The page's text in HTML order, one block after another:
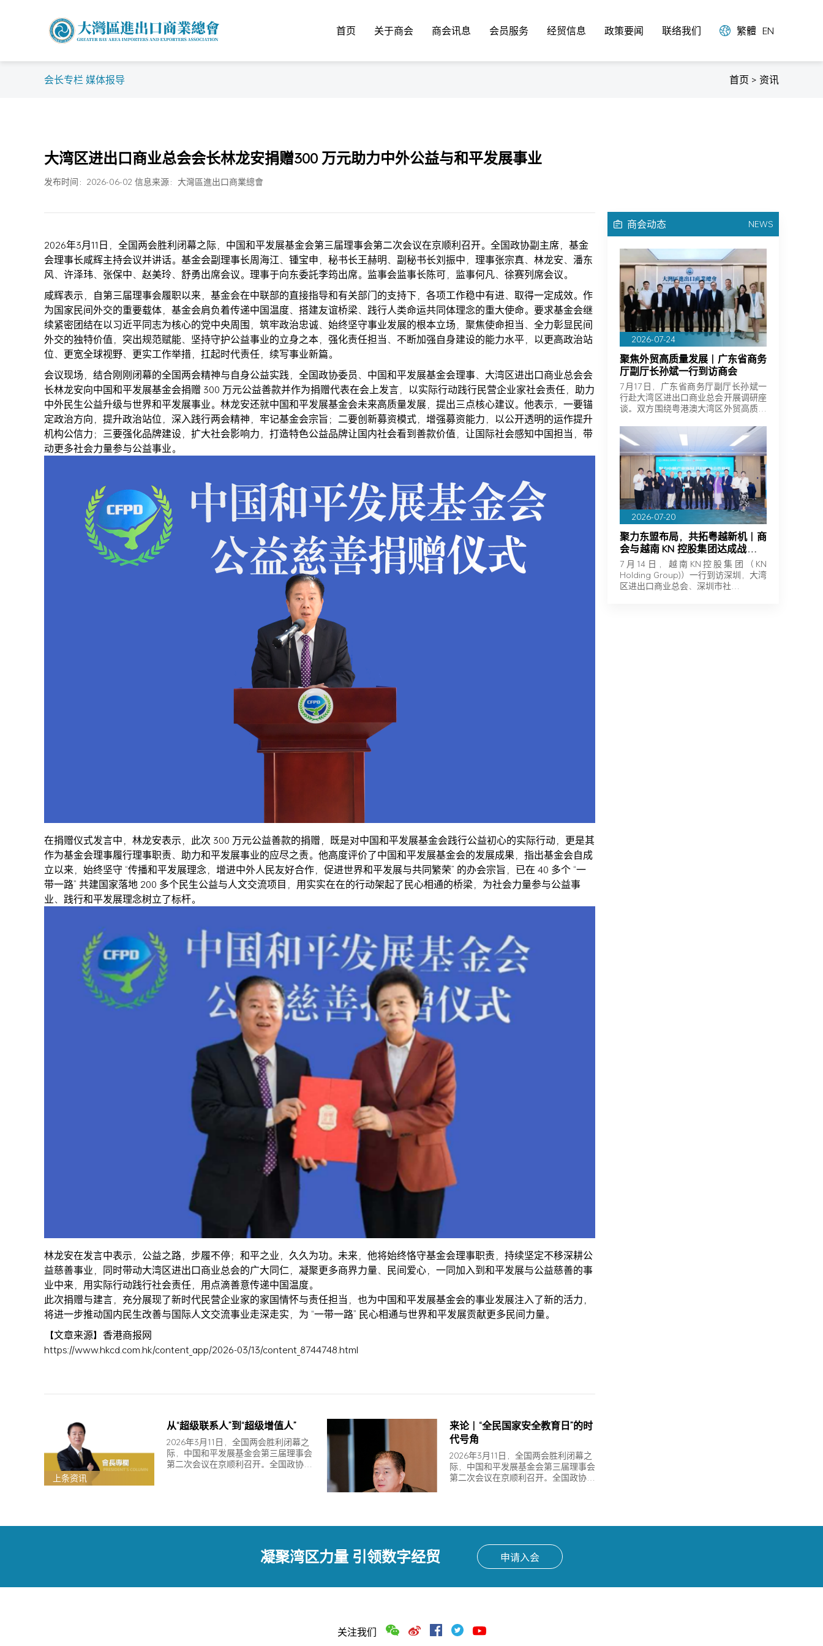
首页 关于商会 商会讯息 会员服务 经贸信息 政策要闻 联络我们 繁體 EN
会长专栏 媒体报导 首页 > 资讯
大湾区进出口商业总会会长林龙安捐赠300 万元助力中外公益与和平发展事业
发布时间：2026-06-02 信息来源：大灣區進出口商業總會
2026年3月11日，全国两会胜利闭幕之际，中国和平发展基金会第三届理事会第二次会议在京顺利召开。全国政协副主席，基金
会理事长咸辉主持会议并讲话。基金会副理事长周海江、锺宝申，秘书长王赫明、副秘书长刘振中，理事张宗真、林龙安、潘东
风、许泽玮、张保中、赵美玲、舒勇出席会议。理事于向东委託李筠出席。监事会监事长陈可，监事何凡、徐赛列席会议。
咸辉表示，自第三届理事会履职以来，基金会在中联部的直接指导和有关部门的支持下，各项工作稳中有进、取得一定成效。作
为国家民间外交的重要载体，基金会肩负着传递中国温度、搭建友谊桥梁、践行人类命运共同体理念的重大使命。要求基金会继
续紧密团结在以习近平同志为核心的党中央周围，筑牢政治忠诚、始终坚守事业发展的根本立场，聚焦使命担当、全力彰显民间
外交的独特价值，突出规范赋能、坚持守护公益事业的立身之本，强化责任担当、不断加强自身建设的能力水平，以更高政治站
位、更宽全球视野、更实工作举措，扛起时代责任，续写事业新篇。
会议现场，结合刚刚闭幕的全国两会精神与自身公益实践，全国政协委员、中国和平发展基金会理事、大湾区进出口商业总会会
长林龙安向中国和平发展基金会捐赠 300 万元公益善款并作为捐赠代表在会上发言，以实际行动践行民营企业家社会责任，助力
中外民生公益升级与世界和平发展事业。林龙安还就中国和平发展基金会未来高质量发展，提出三点核心建议。他表示，一要锚
定政治方向，提升政治站位，深入践行两会精神，牢记基金会宗旨；二要创新募资模式，增强募资能力，以公开透明的运作提升
机构公信力；三要强化品牌建设，扩大社会影响力，打造特色公益品牌让国内社会看到善款价值，让国际社会感知中国担当，带
动更多社会力量参与公益事业。
在捐赠仪式发言中，林龙安表示，此次 300 万元公益善款的捐赠，既是对中国和平发展基金会践行公益初心的实际行动，更是其
作为基金会理事履行理事职责、助力和平发展事业的应尽之责。他高度评价了中国和平发展基金会的发展成果，指出基金会自成
立以来，始终坚守 “传播和平发展理念，增进中外人民友好合作，促进世界和平发展与共同繁荣” 的办会宗旨，已在 40 多个 “一
带一路” 共建国家落地 200 多个民生公益与人文交流项目，用实实在在的行动架起了民心相通的桥梁，为社会力量参与公益事
业、践行和平发展理念树立了标杆。
林龙安在发言中表示，公益之路，步履不停；和平之业，久久为功。未来，他将始终恪守基金会理事职责，持续坚定不移深耕公
益慈善事业，同时带动大湾区进出口商业总会的广大同仁，凝聚更多商界力量、民间爱心，一同加入到和平发展与公益慈善的事
业中来，用实际行动践行社会责任，用点滴善意传递中国温度。
此次捐赠与建言，充分展现了新时代民营企业家的家国情怀与责任担当，也为中国和平发展基金会的事业发展注入了新的活力，
将进一步推动国内民生改善与国际人文交流事业走深走实，为 “一带一路” 民心相通与世界和平发展贡献更多民间力量。
【文章来源】香港商报网
https://www.hkcd.com.hk/content_app/2026-03/13/content_8744748.html
上条资讯
从“超级联系人”到“超级增值人”
2026年3月11日，全国两会胜利闭幕之
际，中国和平发展基金会第三届理事会
第二次会议在京顺利召开。全国政协副
来论｜“全民国家安全教育日”的时
代号角
2026年3月11日，全国两会胜利闭幕之
际，中国和平发展基金会第三届理事会
第二次会议在京顺利召开。全国政协副
商会动态 NEWS
2026-07-24
聚焦外贸高质量发展｜广东省商务
厅副厅长孙斌一行到访商会
7月17日，广东省商务厅副厅长孙斌一
行赴大湾区进出口商业总会开展调研座
谈。双方围绕粤港澳大湾区外贸高质量
2026-07-20
聚力东盟布局，共拓粤越新机｜商
会与越南 KN 控股集团达成战略合
作
7月14日，越南KN控股集团（KN
Holding Group)）一行到访深圳，大湾
区进出口商业总会、深圳市社…
凝聚湾区力量 引领数字经贸 申请入会
关注我们